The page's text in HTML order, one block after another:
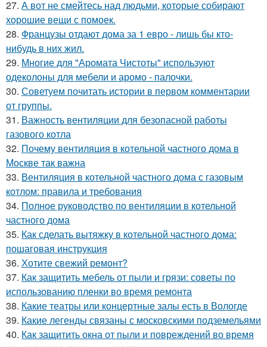
27. А вот не смейтесь над людьми, которые собирают
хорошие вещи с помоек.
28. Французы отдают дома за 1 евро - лишь бы кто-
нибудь в них жил.
29. Многие для "Аромата Чистоты" используют
одеколоны для мебели и аромо - палочки.
30. Советуем почитать истории в первом комментарии
от группы.
31. Важность вентиляции для безопасной работы
газового котла
32. Почему вентиляция в котельной частного дома в
Москве так важна
33. Вентиляция в котельной частного дома с газовым
котлом: правила и требования
34. Полное руководство по вентиляции в котельной
частного дома
35. Как сделать вытяжку в котельной частного дома:
пошаговая инструкция
36. Хотите свежий ремонт?
37. Как защитить мебель от пыли и грязи: советы по
использованию пленки во время ремонта
38. Какие театры или концертные залы есть в Вологде
39. Какие легенды связаны с московскими подземельями
40. Как защитить окна от пыли и повреждений во время